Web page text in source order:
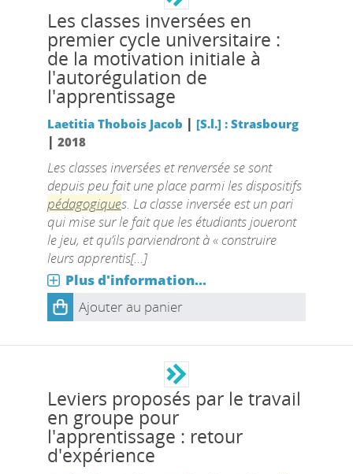
Les classes inversées en
premier cycle universitaire :
de la motivation initiale à
l'autorégulation de
l'apprentissage
Laetitia Thobois Jacob | [S.l.] : Strasbourg
| 2018
Les classes inversées et renversée se sont
depuis peu fait une place parmi les dispositifs
pédagogiques. La classe inversée est un pari
qui mise sur le fait que les étudiants joueront
le jeu, et qu’ils parviendront à « construire
leurs apprentis[...]
Plus d'information...
Ajouter au panier
Leviers proposés par le travail
en groupe pour
l'apprentissage : retour
d'expérience